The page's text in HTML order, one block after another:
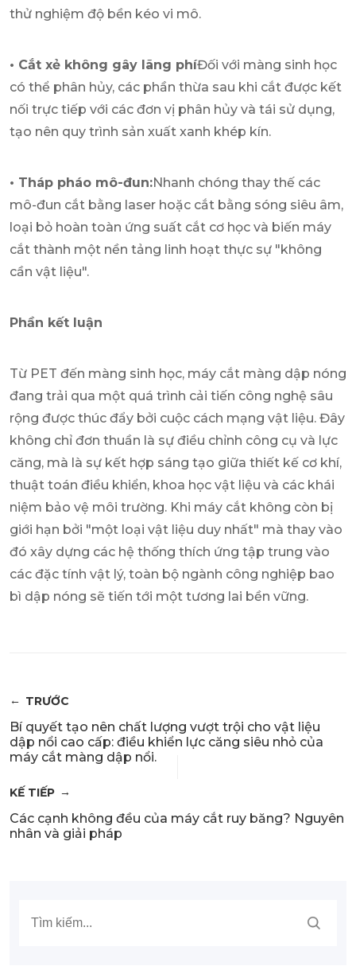
thử nghiệm độ bền kéo vi mô.
• Cắt xẻ không gây lãng phíĐối với màng sinh học
có thể phân hủy, các phần thừa sau khi cắt được kết
nối trực tiếp với các đơn vị phân hủy và tái sử dụng,
tạo nên quy trình sản xuất xanh khép kín.
• Tháp pháo mô-đun:Nhanh chóng thay thế các
mô-đun cắt bằng laser hoặc cắt bằng sóng siêu âm,
loại bỏ hoàn toàn ứng suất cắt cơ học và biến máy
cắt thành một nền tảng linh hoạt thực sự "không
cần vật liệu".
Phần kết luận
Từ PET đến màng sinh học, máy cắt màng dập nóng
đang trải qua một quá trình cải tiến công nghệ sâu
rộng được thúc đẩy bởi cuộc cách mạng vật liệu. Đây
không chỉ đơn thuần là sự điều chỉnh công cụ và lực
căng, mà là sự kết hợp sáng tạo giữa thiết kế cơ khí,
thuật toán điều khiển, khoa học vật liệu và các khái
niệm bảo vệ môi trường. Khi máy cắt không còn bị
giới hạn bởi "một loại vật liệu duy nhất" mà thay vào
đó xây dựng các hệ thống thích ứng tập trung vào
các đặc tính vật lý, toàn bộ ngành công nghiệp bao
bì dập nóng sẽ tiến tới một tương lai bền vững.
TRƯỚC
Bí quyết tạo nên chất lượng vượt trội cho vật liệu
dập nổi cao cấp: điều khiển lực căng siêu nhỏ của
máy cắt màng dập nổi.
KẾ TIẾP
Các cạnh không đều của máy cắt ruy băng? Nguyên
nhân và giải pháp